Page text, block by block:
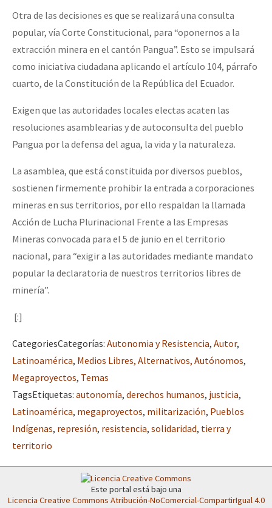
Otra de las decisiones es que se realizará una consulta
popular, vía Corte Constitucional, para “oponernos a la
extracción minera en el cantón Pangua”. Esto se impulsará
como iniciativa ciudadana aplicando el artículo 104, párrafo
cuarto, de la Constitución de la República del Ecuador.
Exigen que las autoridades locales electas acaten las
resoluciones asamblearias y de autoconsulta del pueblo
Pangua por la defensa del agua, la vida y la naturaleza.
La asamblea, que está constituida por diversos pueblos,
sostienen firmemente prohibir la entrada a corporaciones
mineras en sus territorios, por ello respaldan la llamada
Acción de Lucha Plurinacional Frente a las Empresas
Mineras convocada para el 5 de junio en el territorio
nacional, para “exigir a las autoridades mediante mandato
popular la declaratoria de nuestros territorios libres de
minería”.
[:]
CategoriesCategorías: Autonomia y Resistencia, Autor,
Latinoamérica, Medios Libres, Alternativos, Autónomos,
Megaproyectos, Temas
TagsEtiquetas: autonomía, derechos humanos, justicia,
Latinoamérica, megaproyectos, militarización, Pueblos
Indígenas, represión, resistencia, solidaridad, tierra y
territorio
Este portal está bajo una
Licencia Creative Commons Atribución-NoComercial-CompartirIgual 4.0